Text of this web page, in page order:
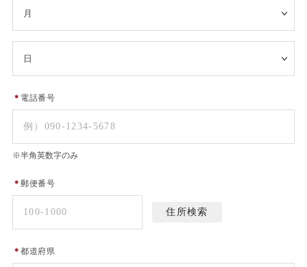
＊ 電話番号
※半角英数字のみ
＊郵便番号
＊都道府県